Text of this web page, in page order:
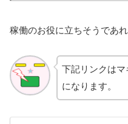
稼働のお役に立ちそうであれ
下記リンクは
になります。